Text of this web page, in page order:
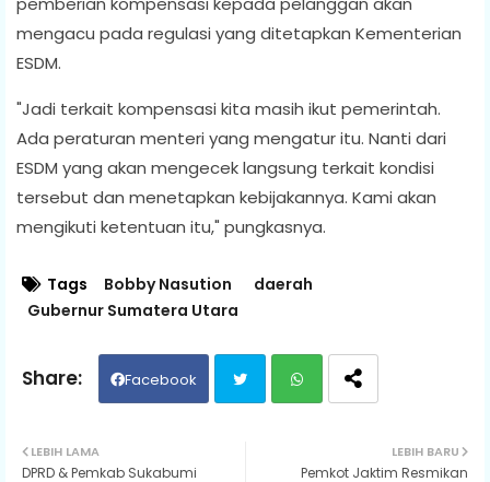
mengacu pada regulasi yang ditetapkan Kementerian
ESDM.
"Jadi terkait kompensasi kita masih ikut pemerintah.
Ada peraturan menteri yang mengatur itu. Nanti dari
ESDM yang akan mengecek langsung terkait kondisi
tersebut dan menetapkan kebijakannya. Kami akan
mengikuti ketentuan itu," pungkasnya.
Tags Bobby Nasution
daerah
Gubernur Sumatera Utara
Facebook
LEBIH BARU
Pemkot Jaktim Resmikan
LEBIH LAMA
DPRD & Pemkab Sukabumi